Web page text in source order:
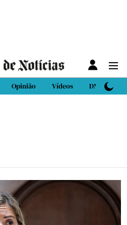
Opinião Vídeos DN Sport